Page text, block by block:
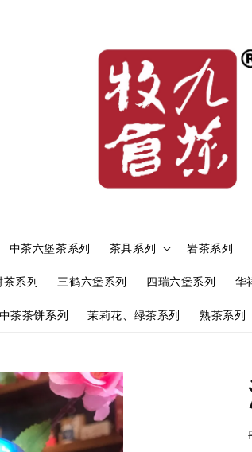
中茶六堡茶系列 茶具系列 岩茶系列
茶系列 三鹤六堡系列 四瑞六堡系列 华
中茶茶饼系列 茉莉花、绿茶系列 熟茶系列